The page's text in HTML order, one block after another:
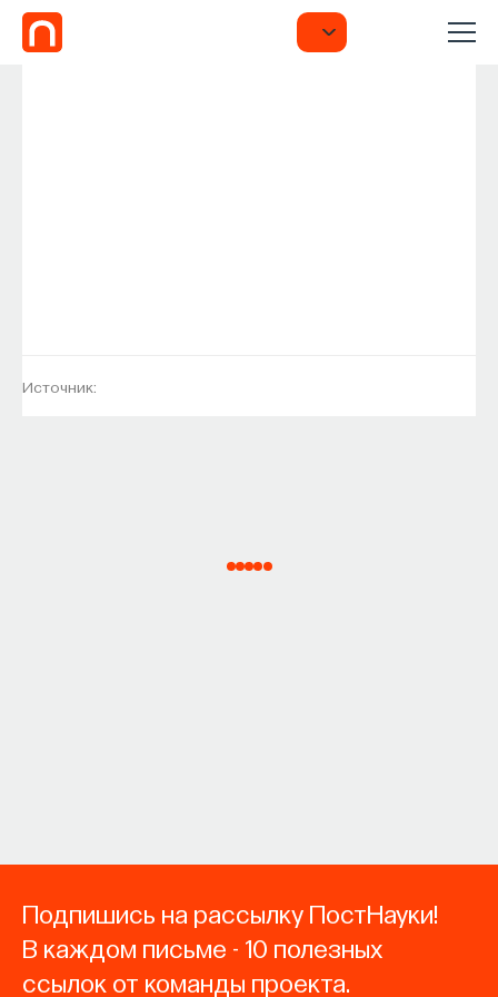
Источник:
Подпишись на рассылку ПостНауки!
В каждом письме - 10 полезных
ссылок от команды проекта.